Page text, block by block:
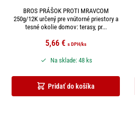
BROS PRÁŠOK PROTI MRAVCOM
250g/12K určený pre vnútorné priestory a
tesné okolie domov: terasy, pr...
5,66 € s DPH/ks
Pridať do košíka
Na sklade: 48 ks